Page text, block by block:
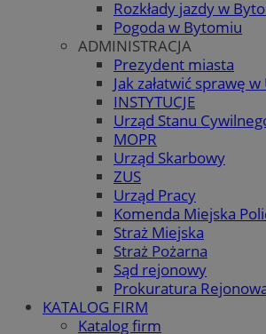
Rozkłady jazdy w
Pogoda w Bytomiu
ADMINISTRACJA
Prezydent miasta
Jak załatwić sprawę
INSTYTUCJE
Urząd Stanu
MOPR
Urząd Skarbowy
ZUS
Urząd Pracy
Komenda Miejska
Straż Miejska
Straż Pożarna
Sąd rejonowy
Prokuratura
KATALOG FIRM
Katalog firm